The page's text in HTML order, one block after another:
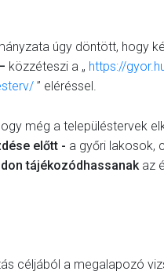
úgy döntött, hogy
közzéteszi a „ https://
” eléréssel.
még a településtervek
előtt - a győri lakosok,
tájékozódhassanak az
céljából a megalapozó